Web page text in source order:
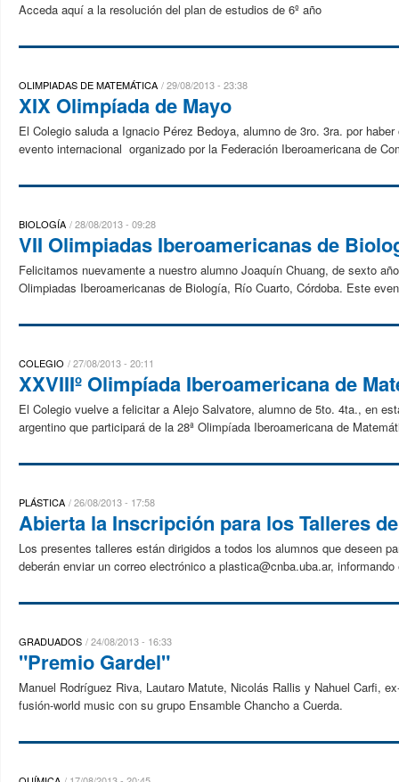
Acceda aquí a la resolución del plan de estudios de 6º año
OLIMPIADAS DE MATEMÁTICA 29/08/2013 - 23:38
XIX Olimpíada de Mayo
El Colegio saluda a Ignacio Pérez Bedoya, alumno de 3ro. 3ra. por
evento internacional organizado por la Federación Iberoamericana de
BIOLOGÍA 28/08/2013 - 09:28
VII Olimpiadas Iberoamericanas de
Felicitamos nuevamente a nuestro alumno Joaquín Chuang, de sexto
Olimpiadas Iberoamericanas de Biología, Río Cuarto, Córdoba. Este
COLEGIO 27/08/2013 - 20:11
XXVIIIº Olimpíada Iberoamericana de
El Colegio vuelve a felicitar a Alejo Salvatore, alumno de 5to. 4ta., en
argentino que participará de la 28ª Olimpíada Iberoamericana de
PLÁSTICA 26/08/2013 - 17:58
Abierta la Inscripción para los Talleres
Los presentes talleres están dirigidos a todos los alumnos que deseen
deberán enviar un correo electrónico a plastica@cnba.uba.ar,
GRADUADOS 24/08/2013 - 16:33
"Premio Gardel"
Manuel Rodríguez Riva, Lautaro Matute, Nicolás Rallis y Nahuel Carfi,
fusión-world music con su grupo Ensamble Chancho a Cuerda.